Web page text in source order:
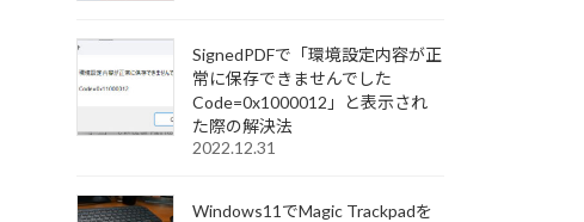
SignedPDFで「環境設定内容が正
常に保存できませんでした
Code=0x1000012」と表示され
た際の解決法
2022.12.31
Windows11でMagic Trackpadを